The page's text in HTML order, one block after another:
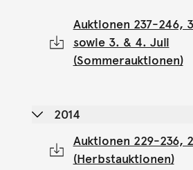
Auktionen 237-246,
sowie 3. & 4. Juli
(Sommerauktionen)
2014
Auktionen 229-236,
(Herbstauktionen)